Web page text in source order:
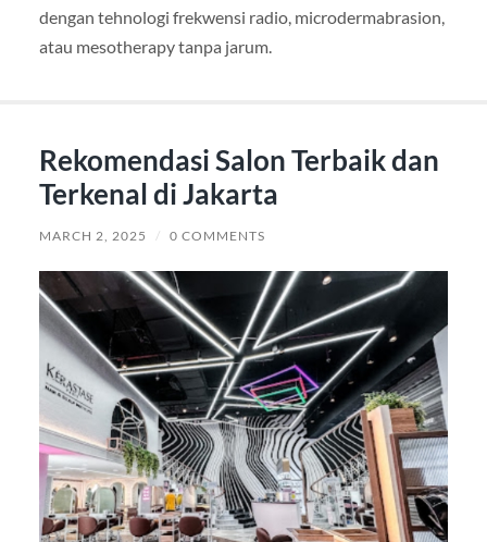
dengan tehnologi frekwensi radio, microdermabrasion,
atau mesotherapy tanpa jarum.
Rekomendasi Salon Terbaik dan
Terkenal di Jakarta
MARCH 2, 2025 / 0 COMMENTS